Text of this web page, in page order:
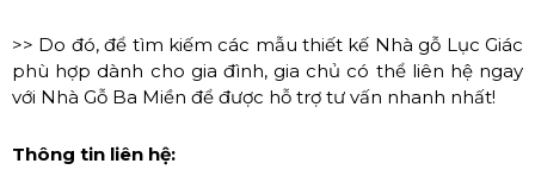
>> Do đó, để tìm kiếm các mẫu thiết kế Nhà gỗ Lục Giác
phù hợp dành cho gia đình, gia chủ có thể liên hệ ngay
với Nhà Gỗ Ba Miền để được hỗ trợ tư vấn nhanh nhất!
Thông tin liên hệ: